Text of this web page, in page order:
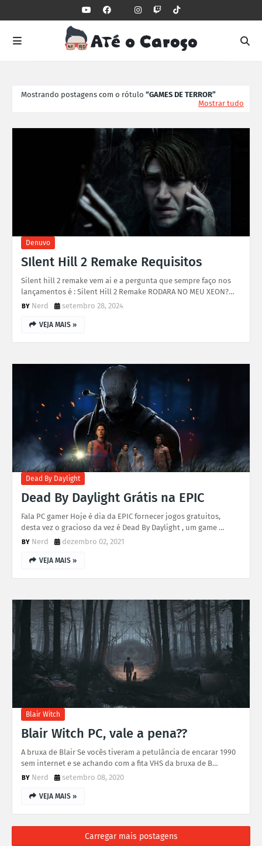
Mostrando postagens com o rótulo
GAMES DE TERROR
Mostrar tudo
Denuvo
SIlent Hill 2 Remake Requisitos
Silent hill 2 remake vem ai e a pergunta que sempre faço nos
lançamentos é : Silent Hill 2 Remake RODARA NO MEU XEON?…
Nerd
setembro 28, 2024
VEJA MAIS »
Dead By Daylight
Dead By Daylight Grátis na EPIC
Fala PC gamer Hoje é dia da EPIC fornecer jogos gratuitos,
desta vez o gracioso da vez é Dead By Daylight , um game …
Nerd
dezembro 02, 2021
VEJA MAIS »
Blair Witch
Blair Witch PC, vale a pena??
A bruxa de Blair Se vocês tiveram a petulância de encarar 1990
sem internet e se achando com a fita VHS da bruxa de B…
Nerd
setembro 08, 2020
VEJA MAIS »
Carregar mais postagens